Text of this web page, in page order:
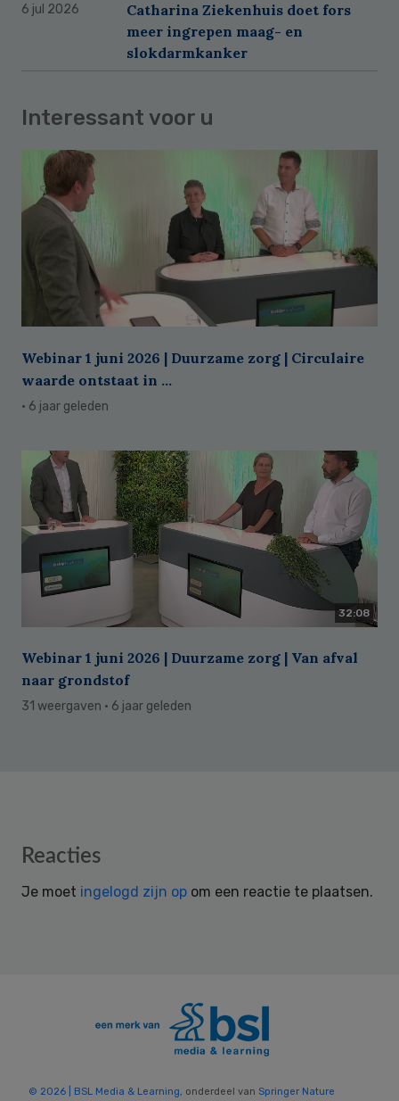
6 jul 2026
Catharina Ziekenhuis doet fors
meer ingrepen maag- en
slokdarmkanker
Interessant voor u
Webinar 1 juni 2026 | Duurzame zorg | Circulaire
waarde ontstaat in ...
· 6 jaar geleden
32:08
Webinar 1 juni 2026 | Duurzame zorg | Van afval
naar grondstof
31 weergaven · 6 jaar geleden
Reader
Reacties
Je moet ingelogd zijn op om een reactie te plaatsen.
© 2026 | BSL Media & Learning, onderdeel van Springer Nature